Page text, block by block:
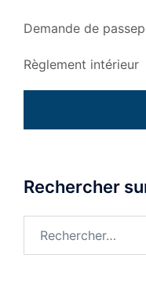
Demande de
Règlement intérieur
Rechercher